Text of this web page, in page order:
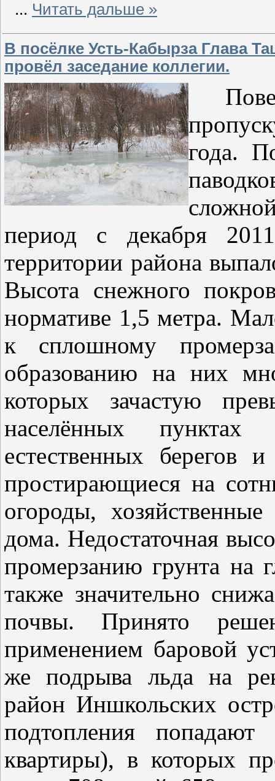
... Читать дальше »
В посёлке Усть-Кабырза Глава
провёл заседание коллегии.
года.
период с декабря
территории района
Высота снежного
нормативе 1,5 метра.
к сплошному
образованию на них
которых зачастую
населённых пунктах
естественных берегов
простирающиеся на
огороды,
дома. Недостаточная
промерзанию грунта на
также значительно
почвы. Принято
применением баровой
же подрыва льда на
район Иншкольских
подтопления
квартиры), в которых